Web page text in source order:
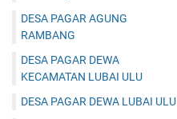
DESA PAGAR AGUNG
RAMBANG
DESA PAGAR DEWA
KECAMATAN LUBAI ULU
DESA PAGAR DEWA LUBAI ULU